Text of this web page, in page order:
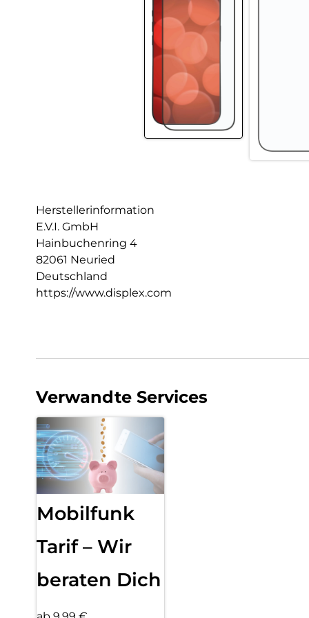
Herstellerinformation
E.V.I. GmbH
Hainbuchenring 4
82061 Neuried
Deutschland
https://www.displex.com
Verwandte Services
Mobilfunk
Tarif – Wir
beraten Dich